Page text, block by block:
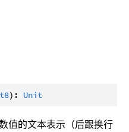
): Unit
值的文本表示（后跟换行